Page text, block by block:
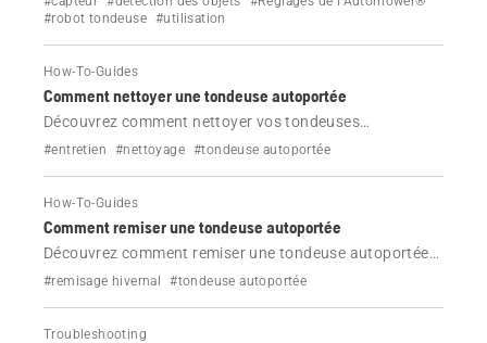
certains modèles Automower® NERA et AWD à détecter
#robot tondeuse #utilisation
How-To-Guides
Comment nettoyer une tondeuse autoportée
Découvrez comment nettoyer vos tondeuses
autoportées Husqvarna.
#entretien #nettoyage #tondeuse autoportée
How-To-Guides
Comment remiser une tondeuse autoportée
Découvrez comment remiser une tondeuse autoportée
Husqvarna pour l'hiver, mais aussi comment la nettoyer
#remisage hivernal #tondeuse autoportée
Troubleshooting